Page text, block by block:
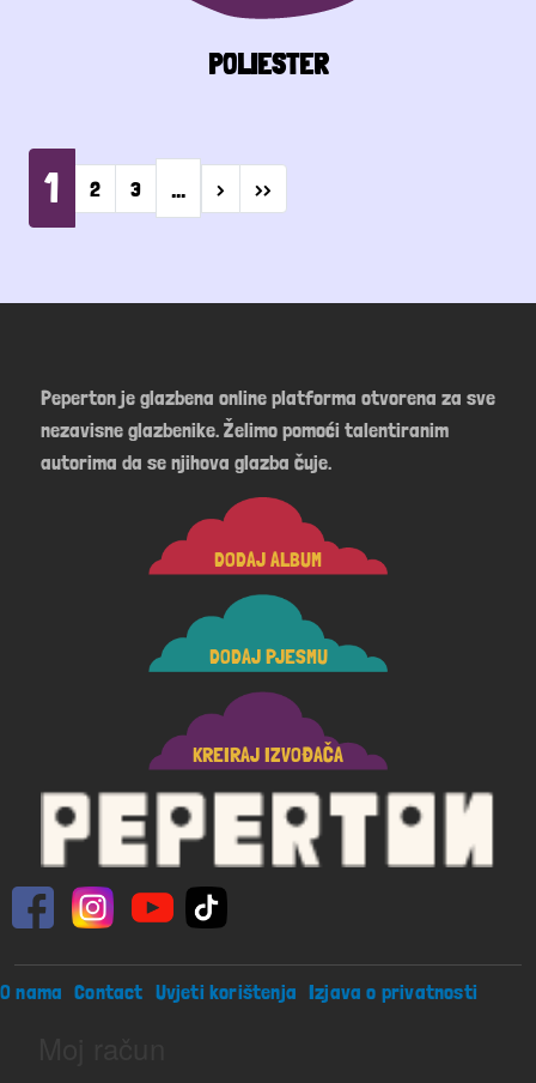
POLIESTER
Pagination
1 2 3 … › Next page
››
Peperton je glazbena online platforma otvorena za sve
nezavisne glazbenike. Želimo pomoći talentiranim
autorima da se njihova glazba čuje.
DODAJ ALBUM
DODAJ PJESMU
KREIRAJ IZVOĐAČA
Footer menu
O nama Contact Uvjeti korištenja Izjava o privatnosti